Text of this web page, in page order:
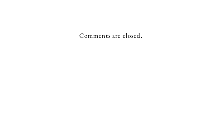
Comments are closed.